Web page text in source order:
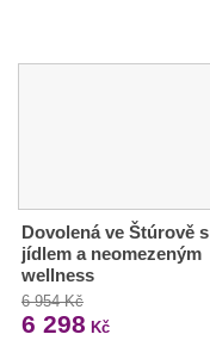
Dovolená ve Štúrově s
jídlem a neomezeným
wellness
6 954 Kč
6 298 Kč